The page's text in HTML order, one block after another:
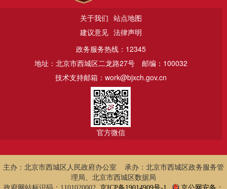
关于我们 站点地图
建议意见 法律声明
政务服务热线：12345
地址：北京市西城区二龙路27号
邮编：100032
技术支持邮箱：work@bjxch.gov.cn
官方微信
主办：北京市西城区人民政府办公室 承办：北京市西城区政务服务管
理局、北京市西城区数据局